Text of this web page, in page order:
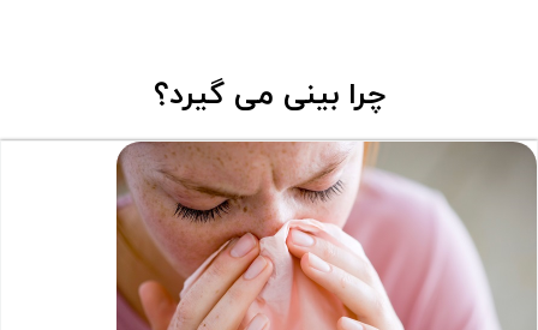
چرا بینی می گیرد؟